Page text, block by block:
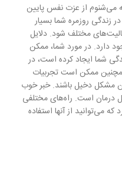
می‌شنوم از عزت نفس پایین
زندگی روزمره شما بسیار
مختلف شود. دلایل
دارد. در مورد شما، ممکن
شما ایجاد کرده است، در
ممکن است تجربیات
مشکل دخیل باشند. خبر خوب
درمان است. راه‌های مختلفی
می‌توانید از آنها استفاده